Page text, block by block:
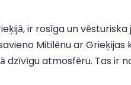
ir rosīga un
Mitilēnu ar
dzīvīgu atmosfēru. Tas